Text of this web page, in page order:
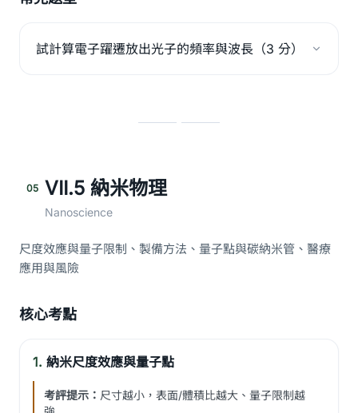
試計算電子躍遷放出光子的頻率與波長（3 分）
05 VII.5 納米物理
Nanoscience
尺度效應與量子限制、製備方法、量子點與碳納米管、醫療
應用與風險
核心考點
1. 納米尺度效應與量子點
考評提示： 尺寸越小，表面/體積比越大、量子限制越